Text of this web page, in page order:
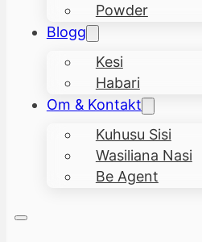
Powder
Blogg
Kesi
Habari
Om & Kontakt
Kuhusu Sisi
Wasiliana Nasi
Be Agent